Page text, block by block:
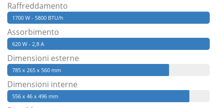
Raffreddamento
1700 W - 5800 BTU/h
Assorbimento
620 W - 2,8 A
Dimensioni esterne
785 x 265 x 560 mm
Dimensioni interne
556 x 46 x 496 mm